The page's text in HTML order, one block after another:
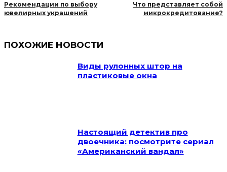
Рекомендации по выбору
ювелирных украшений
Что представляет собой
микрокредитование?
ПОХОЖИЕ НОВОСТИ
Виды рулонных штор на
пластиковые окна
Настоящий детектив про
двоечника: посмотрите сериал
«Американский вандал»